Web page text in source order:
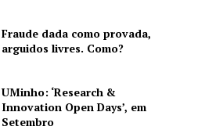
Fraude dada como provada,
arguidos livres. Como?
UMinho: ‘Research &
Innovation Open Days’, em
Setembro